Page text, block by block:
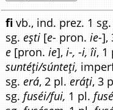
fi vb., ind. prez. 1
sg.ești [e- pron. ie-],
e [pron.ie],i-, -i, îi,
suntéți/súnteți,
sg.erá, 2 pl.eráți, 3
sg.fuséi/fui, 1 pl.